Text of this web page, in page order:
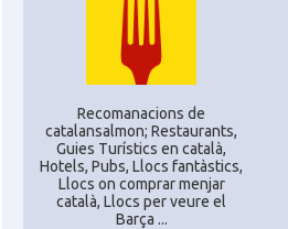
Recomanacions de
catalansalmon; Restaurants,
Guies Turístics en català,
Hotels, Pubs, Llocs fantàstics,
Llocs on comprar menjar
català, Llocs per veure el
Barça ...